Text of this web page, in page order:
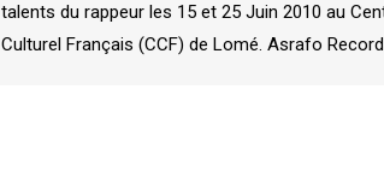
talents du rappeur les 15 et 25 Juin 2010 au
Culturel Français (CCF) de Lomé. Asrafo